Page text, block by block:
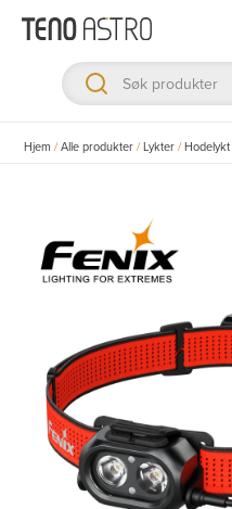
Hopp
innholdet
Hjem /Alle produkter /Lykter /Hodelykt